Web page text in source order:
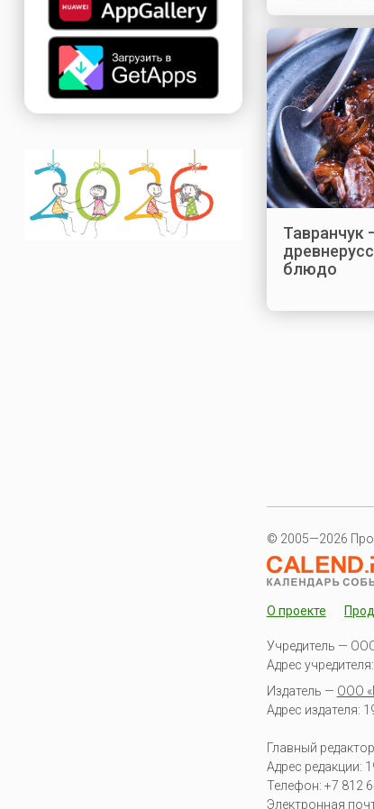
Тавранчук
блюдо
© 2005—2026
О проекте
Учредитель —
Адрес
Издатель — ООО
Адрес издателя:
Главный
Адрес редакции:
Телефон: +7 812
Электронная